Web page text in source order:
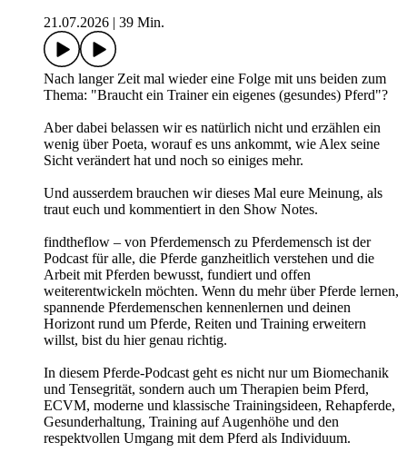
21.07.2026
39 Min.
Nach langer Zeit mal wieder eine Folge mit uns beiden zum
Thema: "Braucht ein Trainer ein eigenes (gesundes) Pferd"?
Aber dabei belassen wir es natürlich nicht und erzählen ein
wenig über Poeta, worauf es uns ankommt, wie Alex seine
Sicht verändert hat und noch so einiges mehr.
Und ausserdem brauchen wir dieses Mal eure Meinung, als
traut euch und kommentiert in den Show Notes.
findtheflow – von Pferdemensch zu Pferdemensch ist der
Podcast für alle, die Pferde ganzheitlich verstehen und die
Arbeit mit Pferden bewusst, fundiert und offen
weiterentwickeln möchten. Wenn du mehr über Pferde lernen,
spannende Pferdemenschen kennenlernen und deinen
Horizont rund um Pferde, Reiten und Training erweitern
willst, bist du hier genau richtig.
In diesem Pferde-Podcast geht es nicht nur um Biomechanik
und Tensegrität, sondern auch um Therapien beim Pferd,
ECVM, moderne und klassische Trainingsideen, Rehapferde,
Gesunderhaltung, Training auf Augenhöhe und den
respektvollen Umgang mit dem Pferd als Individuum.